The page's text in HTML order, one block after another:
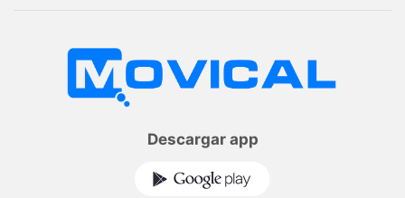
Descargar app